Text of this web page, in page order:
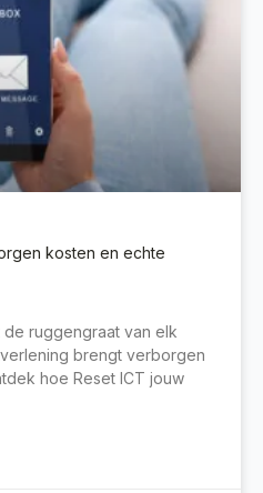
kosten en echte
ruggengraat van elk
brengt verborgen
hoe Reset ICT jouw